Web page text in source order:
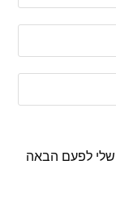
לפעם הבאה